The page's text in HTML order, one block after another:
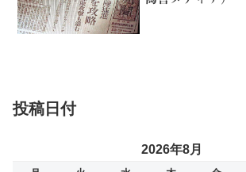
投稿日付
2026年8月